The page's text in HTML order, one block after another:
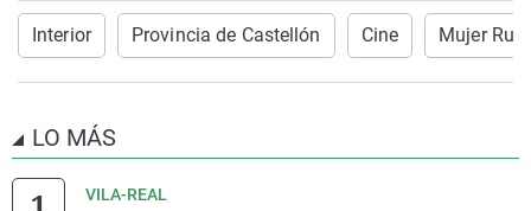
Interior Provincia de Castellón Cine Mujer
LO MÁS
VILA-REAL